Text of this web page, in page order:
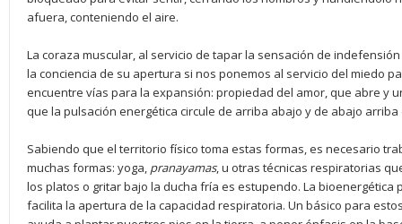
afuera, conteniendo el aire.
La coraza muscular, al servicio de tapar la sensación de
la conciencia de su apertura si nos ponemos al servicio del miedo
encuentre vías para la expansión: propiedad del amor, que abre y
que la pulsación energética circule de arriba abajo y de abajo arriba
Sabiendo que el territorio físico toma estas formas, es necesario
muchas formas: yoga, pranayamas, u otras técnicas respiratorias
los platos o gritar bajo la ducha fría es estupendo. La
facilita la apertura de la capacidad respiratoria. Un básico para